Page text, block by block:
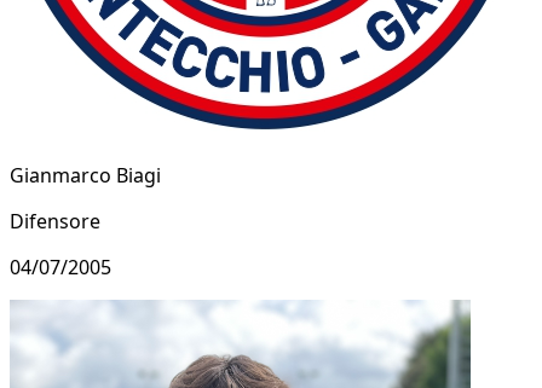
Gianmarco Biagi
Difensore
04/07/2005